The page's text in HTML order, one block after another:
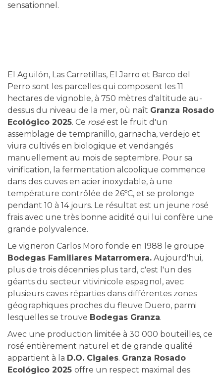
sensationnel.
El Aguilón, Las Carretillas, El Jarro et Barco del
Perro sont les parcelles qui composent les 11
hectares de vignoble, à 750 mètres d'altitude au-
dessus du niveau de la mer, où naît Granza Rosado
Ecológico 2025. Ce rosé est le fruit d'un
assemblage de tempranillo, garnacha, verdejo et
viura cultivés en biologique et vendangés
manuellement au mois de septembre. Pour sa
vinification, la fermentation alcoolique commence
dans des cuves en acier inoxydable, à une
température contrôlée de 26ºC, et se prolonge
pendant 10 à 14 jours. Le résultat est un jeune rosé
frais avec une très bonne acidité qui lui confère une
grande polyvalence.
Le vigneron Carlos Moro fonde en 1988 le groupe
Bodegas Familiares Matarromera. Aujourd'hui,
plus de trois décennies plus tard, c'est l'un des
géants du secteur vitivinicole espagnol, avec
plusieurs caves réparties dans différentes zones
géographiques proches du fleuve Duero, parmi
lesquelles se trouve Bodegas Granza.
Avec une production limitée à 30 000 bouteilles, ce
rosé entièrement naturel et de grande qualité
appartient à la D.O. Cigales. Granza Rosado
Ecológico 2025 offre un respect maximal des